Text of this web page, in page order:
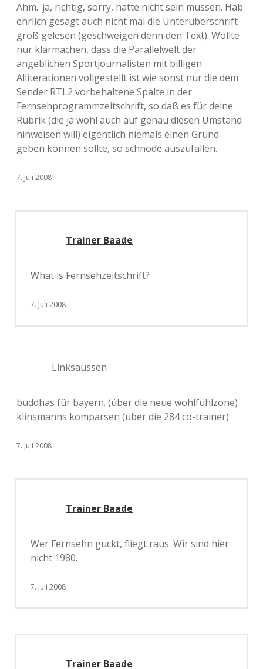
Ähm.. ja, richtig, sorry, hätte nicht sein müssen. Hab
ehrlich gesagt auch nicht mal die Unterüberschrift
groß gelesen (geschweigen denn den Text). Wollte
nur klarmachen, dass die Parallelwelt der
angeblichen Sportjournalisten mit billigen
Alliterationen vollgestellt ist wie sonst nur die dem
Sender RTL2 vorbehaltene Spalte in der
Fernsehprogrammzeitschrift, so daß es für deine
Rubrik (die ja wohl auch auf genau diesen Umstand
hinweisen will) eigentlich niemals einen Grund
geben können sollte, so schnöde auszufallen.
7. Juli 2008
Trainer Baade
What is Fernsehzeitschrift?
7. Juli 2008
Linksaussen
buddhas für bayern. (über die neue wohlfühlzone)
klinsmanns komparsen (über die 284 co-trainer)
7. Juli 2008
Trainer Baade
Wer Fernsehn guckt, fliegt raus. Wir sind hier
nicht 1980.
7. Juli 2008
Trainer Baade